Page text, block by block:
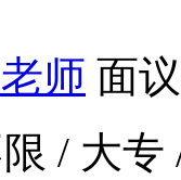
师 面议
/ 大专